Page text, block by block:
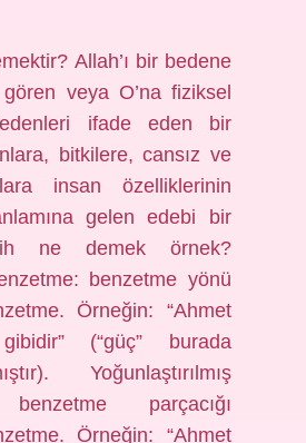
Allah’ı bir bedene
veya O’na fiziksel
ifade eden bir
bitkilere, cansız ve
insan özelliklerinin
gelen edebi bir
ne demek örnek?
benzetme yönü
Örneğin: “Ahmet
(“güç” burada
Yoğunlaştırılmış
parçacığı
Örneğin: “Ahmet